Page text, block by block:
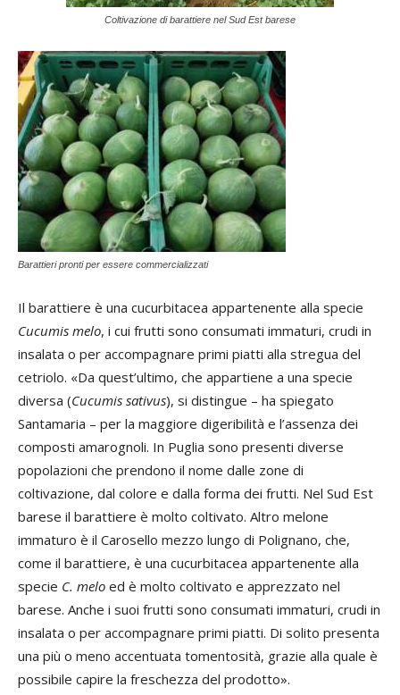
Coltivazione di barattiere nel Sud Est barese
Barattieri pronti per essere commercializzati
Il barattiere è una cucurbitacea appartenente alla specie
Cucumis melo, i cui frutti sono consumati immaturi, crudi in
insalata o per accompagnare primi piatti alla stregua del
cetriolo. «Da quest’ultimo, che appartiene a una specie
diversa (Cucumis sativus), si distingue – ha spiegato
Santamaria – per la maggiore digeribilità e l’assenza dei
composti amarognoli. In Puglia sono presenti diverse
popolazioni che prendono il nome dalle zone di
coltivazione, dal colore e dalla forma dei frutti. Nel Sud Est
barese il barattiere è molto coltivato. Altro melone
immaturo è il Carosello mezzo lungo di Polignano, che,
come il barattiere, è una cucurbitacea appartenente alla
specie C. melo ed è molto coltivato e apprezzato nel
barese. Anche i suoi frutti sono consumati immaturi, crudi in
insalata o per accompagnare primi piatti. Di solito presenta
una più o meno accentuata tomentosità, grazie alla quale è
possibile capire la freschezza del prodotto».